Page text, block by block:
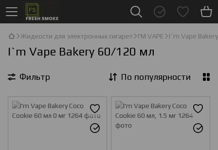
Жидкости для электронных сигарет I'М VAPE I`m Vape
I`m Vape Bakery 60/120 мл
Фильтр По популярности